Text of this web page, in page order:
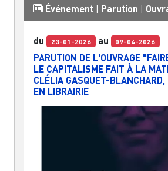
Événement | Parution |
du 23-01-2026 au 09-04-2026
PARUTION DE L'OUVRAGE
LE CAPITALISME FAIT À LA
CLÉLIA GASQUET-BLANCHARD,
EN LIBRAIRIE